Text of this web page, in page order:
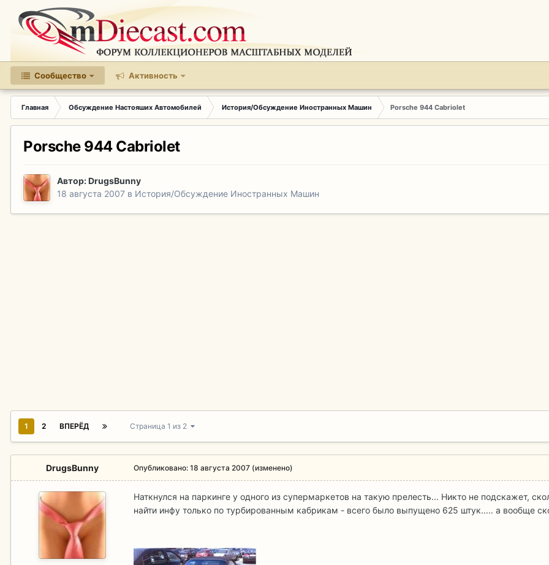
Сообщество Активность
Главная Обсуждение Настояших Автомобилей История/Обсуждение Иностранных Машин Porsche 944 Cabriolet
Porsche 944 Cabriolet
Автор:DrugsBunny
18 августа 2007 в История/Обсуждение Иностранных Машин
1 2 ВПЕРЁД Страница 1 из 2
DrugsBunny Опубликовано: 18 августа 2007 (изменено)
Наткнулся на паркинге у одного из супермаркетов на такую прелесть... Никто не подскажет,
найти инфу только по турбированным кабрикам - всего было выпущено 625 штук..... а вообще